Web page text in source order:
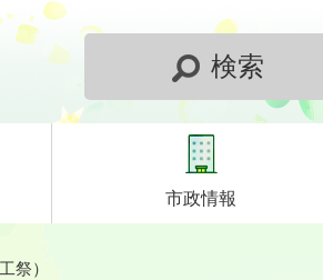
検索
市政情報
祭）